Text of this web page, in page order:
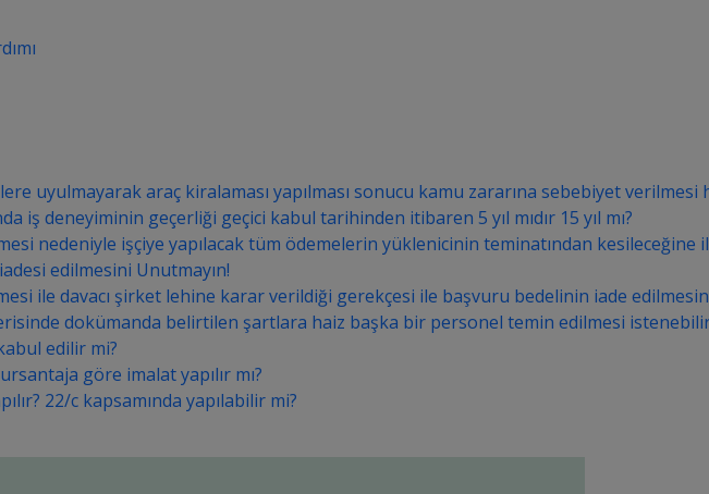
uyulmayarak araç kiralaması yapılması sonucu kamu zararına sebebiyet verilmesi
iş deneyiminin geçerliği geçici kabul tarihinden itibaren 5 yıl mıdır 15 yıl mı?
nedeniyle işçiye yapılacak tüm ödemelerin yüklenicinin teminatından kesileceğine
edilmesini Unutmayın!
ile davacı şirket lehine karar verildiği gerekçesi ile başvuru bedelinin iade
dokümanda belirtilen şartlara haiz başka bir personel temin edilmesi
edilir mi?
göre imalat yapılır mı?
22/c kapsamında yapılabilir mi?